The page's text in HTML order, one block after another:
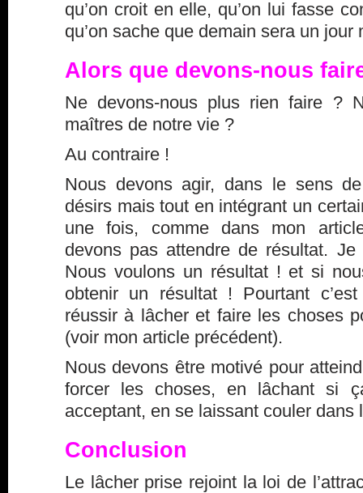
qu’on croit en elle, qu’on lui fasse
qu’on sache que demain sera un jour
Alors que devons-nous
Ne devons-nous plus rien faire ?
maîtres de notre vie ?
Au contraire !
Nous devons agir, dans le sens
désirs mais tout en intégrant un
une fois, comme dans mon
devons pas attendre de résultat.
Nous voulons un résultat ! et si
obtenir un résultat ! Pourtant
réussir à lâcher et faire les choses
(voir mon article précédent).
Nous devons être motivé pour
forcer les choses, en lâchant si
acceptant, en se laissant couler dans
Conclusion
Le lâcher prise rejoint la loi de